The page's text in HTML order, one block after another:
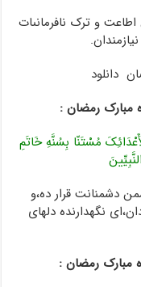
اطاعت و ترک نافرمانى‏ات‏
دانلود
مبارک رمضان :
مُسْتَنّا بِسُنَّهِ خَاتَمِ
دشمنانت قرار ده،و
نگهدارنده دلهاى
مبارک رمضان :